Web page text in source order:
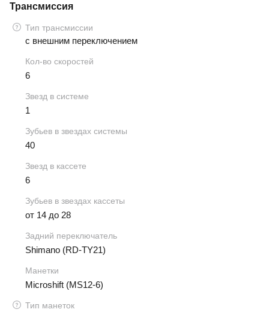
Трансмиссия
Тип трансмиссии
с внешним переключением
Кол-во скоростей
6
Звезд в системе
1
Зубьев в звездах системы
40
Звезд в кассете
6
Зубьев в звездах кассеты
от 14 до 28
Задний переключатель
Shimano (RD-TY21)
Манетки
Microshift (MS12-6)
Тип манеток